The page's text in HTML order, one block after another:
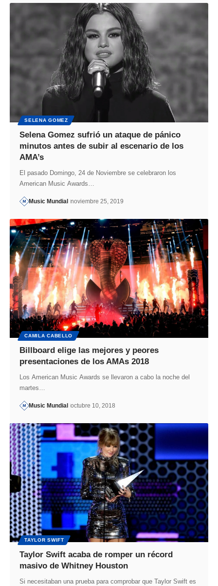
SELENA GOMEZ
Selena Gomez sufrió un ataque de pánico
minutos antes de subir al escenario de los
AMA’s
El pasado Domingo, 24 de Noviembre se celebraron los
American Music Awards…
Music Mundial noviembre 25, 2019
CAMILA CABELLO
Billboard elige las mejores y peores
presentaciones de los AMAs 2018
Los American Music Awards se llevaron a cabo la noche del
martes…
Music Mundial octubre 10, 2018
TAYLOR SWIFT
Taylor Swift acaba de romper un récord
masivo de Whitney Houston
Si necesitaban una prueba para comprobar que Taylor Swift es